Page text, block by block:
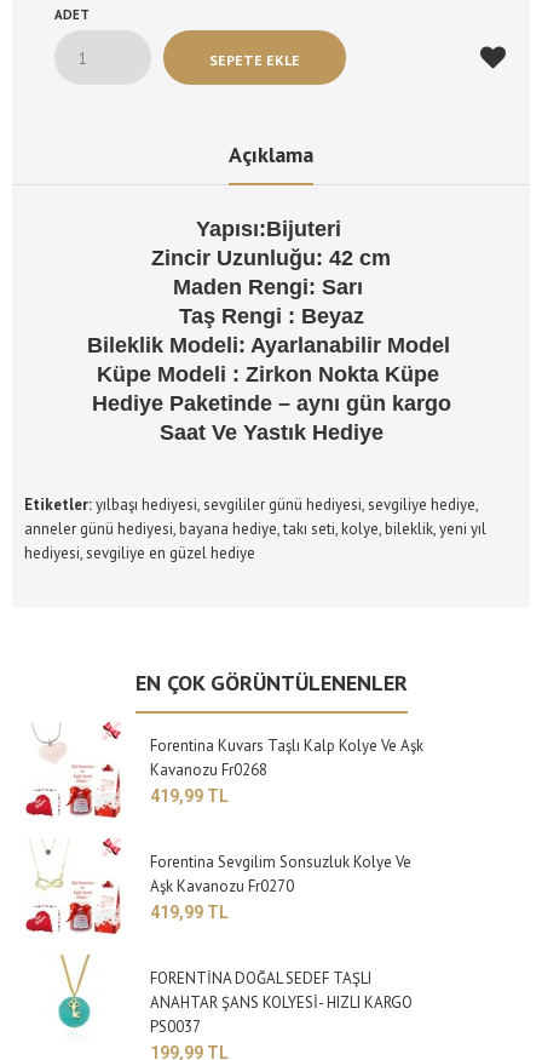
ADET
Açıklama
Yapısı:Bijuteri
Zincir Uzunluğu: 42 cm
Maden Rengi: Sarı
Taş Rengi : Beyaz
Bileklik Modeli: Ayarlanabilir Model
Küpe Modeli : Zirkon Nokta Küpe
Hediye Paketinde – aynı gün kargo
Saat Ve Yastık Hediye
Etiketler:yılbaşı hediyesi,sevgililer günü hediyesi,sevgiliye hediye,
anneler günü hediyesi,bayana hediye,takı seti,kolye,bileklik,yeni yıl
hediyesi,sevgiliye en güzel hediye
EN ÇOK GÖRÜNTÜLENENLER
Forentina Kuvars Taşlı Kalp Kolye Ve Aşk
Kavanozu Fr0268
419,99 TL
Forentina Sevgilim Sonsuzluk Kolye Ve
Aşk Kavanozu Fr0270
419,99 TL
FORENTİNA DOĞAL SEDEF TAŞLI
ANAHTAR ŞANS KOLYESİ- HIZLI KARGO
PS0037
199,99 TL